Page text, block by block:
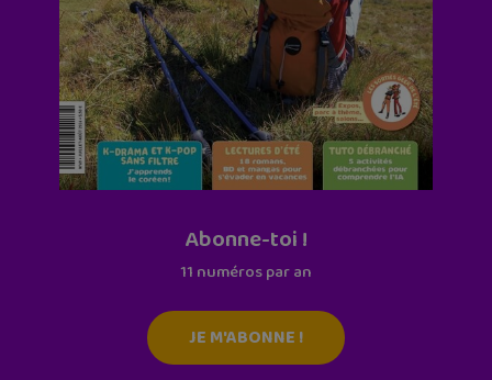
Abonne-toi !
11 numéros par an
JE M'ABONNE !